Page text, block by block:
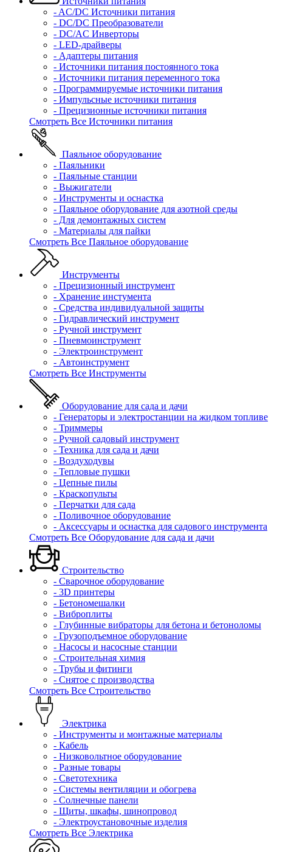
- AC/DC Источники питания
- DC/DC Преобразователи
- DC/AC Инверторы
- LED-драйверы
- Адаптеры питания
- Источники питания постоянного тока
- Источники питания переменного тока
- Программируемые источники питания
- Импульсные источники питания
- Прецизионные источники питания
Смотреть Все Источники питания
Паяльное оборудование
- Паяльники
- Паяльные станции
- Выжигатели
- Инструменты и оснастка
- Паяльное оборудование для азотной среды
- Для демонтажных систем
- Материалы для пайки
Смотреть Все Паяльное оборудование
Инструменты
- Прецизионный инструмент
- Хранение инстумента
- Средства индивидуальной защиты
- Гидравлический инструмент
- Ручной инструмент
- Пневмоинструмент
- Электроинструмент
- Автоинструмент
Смотреть Все Инструменты
Оборудование для сада и дачи
- Генераторы и электростанции на жидком топливе
- Триммеры
- Ручной садовый инструмент
- Техника для сада и дачи
- Воздуходувы
- Тепловые пушки
- Цепные пилы
- Краскопульты
- Перчатки для сада
- Поливочное оборудование
- Аксессуары и оснастка для садового инструмента
Смотреть Все Оборудование для сада и дачи
Строительство
- Сварочное оборудование
- 3D принтеры
- Бетономешалки
- Виброплиты
- Глубинные вибраторы для бетона и бетоноломы
- Грузоподъемное оборудование
- Насосы и насосные станции
- Строительная химия
- Трубы и фитинги
- Снятое с производства
Смотреть Все Строительство
Электрика
- Инструменты и монтажные материалы
- Кабель
- Низковольтное оборудование
- Разные товары
- Светотехника
- Системы вентиляции и обогрева
- Солнечные панели
- Щиты, шкафы, шинопровод
- Электроустановочные изделия
Смотреть Все Электрика